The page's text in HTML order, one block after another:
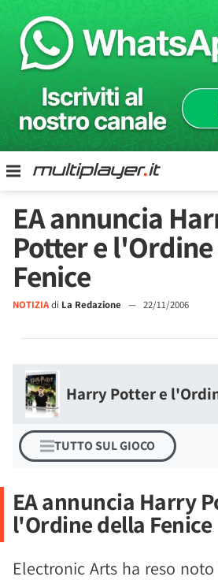
EA annuncia
Potter e
Fenice
NOTIZIAdi La Redazione — 22/11/2006
Harry Potter e
TUTTO SUL GIOCO
EA annuncia Harry
l'Ordine della Fenice
Electronic Arts ha reso